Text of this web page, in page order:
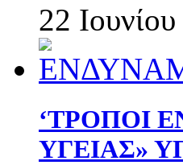
22
‘ΤΡΟΠΟΙ
ΥΓΕΙΑΣ»